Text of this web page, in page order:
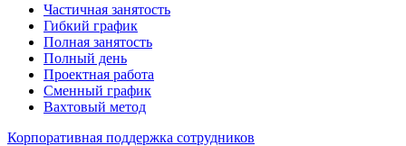
Частичная занятость
Гибкий график
Полная занятость
Полный день
Проектная работа
Сменный график
Вахтовый метод
Корпоративная поддержка сотрудников